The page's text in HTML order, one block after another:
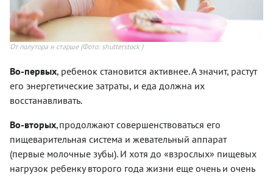
От полутора и старше(Фото: shutterstock )
Во-первых, ребенок становится активнее. А значит, растут
его энергетические затраты, и еда должна их
восстанавливать.
Во-вторых,продолжают совершенствоваться его
пищеварительная система и жевательный аппарат
(первые молочные зубы). И хотя до «взрослых» пищевых
нагрузок ребенку второго года жизни еще очень и очень